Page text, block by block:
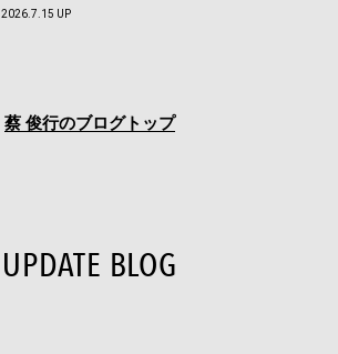
2026.7.15 UP
蔡 俊行のブログトップ
UPDATE BLOG